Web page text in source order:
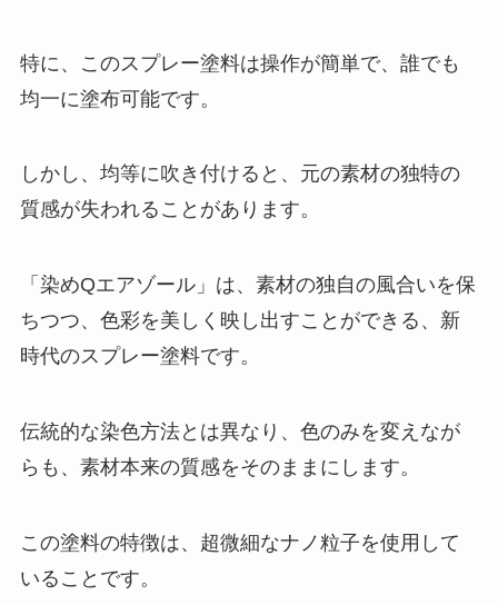
る場所は？百均やドンキで買え
マツエクの束感はコーティング？
市販で売ってる？プチプラのおす
すめは？
鍵盤ハーモニカの吹き口は100均
は？
可愛いクオカードはどこで買え
る？コンビニで売ってる？プレゼ
特に、このスプレー塗料は操作が簡単で、誰でも
均一に塗布可能です。
しかし、均等に吹き付けると、元の素材の独特の
質感が失われることがあります。
「染めQエアゾール」は、素材の独自の風合いを保
ちつつ、色彩を美しく映し出すことができる、新
時代のスプレー塗料です。
伝統的な染色方法とは異なり、色のみを変えなが
らも、素材本来の質感をそのままにします。
この塗料の特徴は、超微細なナノ粒子を使用して
いることです。